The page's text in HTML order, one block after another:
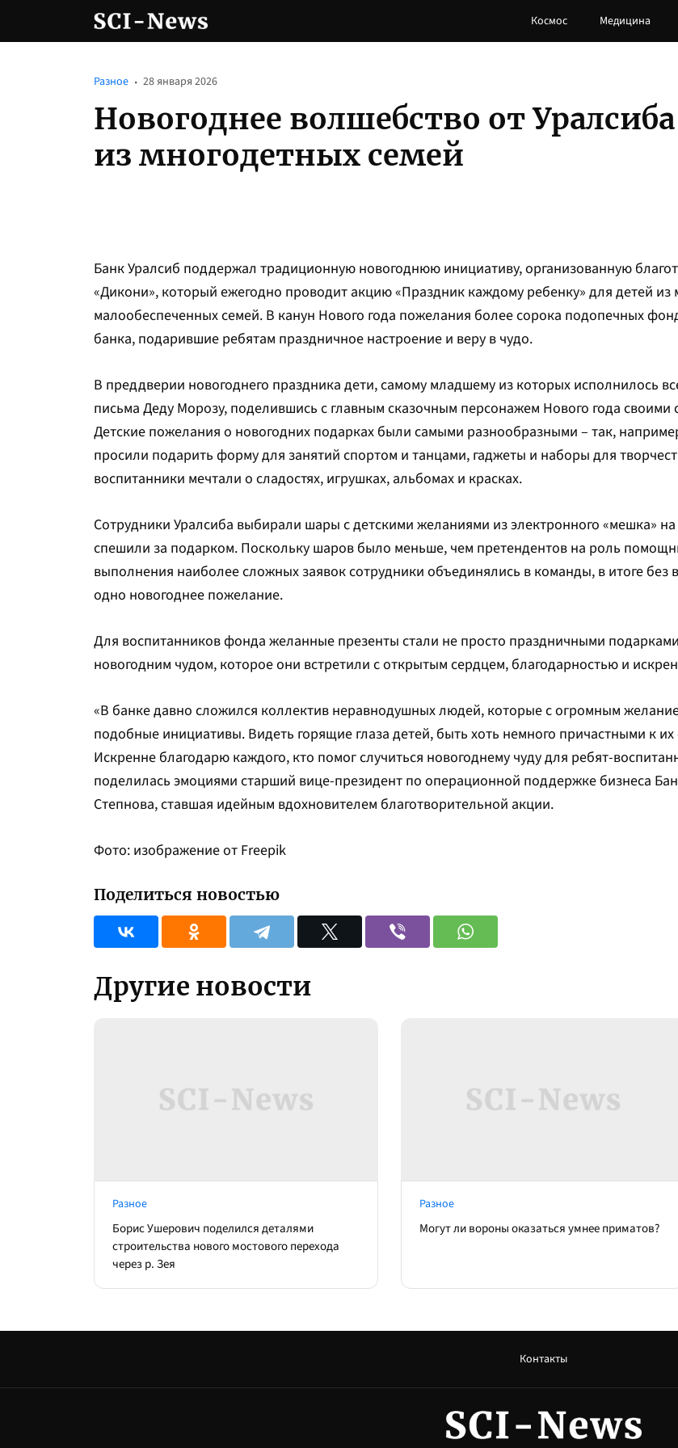
Космос Медицина
Новогоднее волшебство от
из многодетных семей
Разное 28 января 2026
Банк Уралсиб поддержал традиционную новогоднюю инициативу, организованную
«Дикони», который ежегодно проводит акцию «Праздник каждому ребенку» для детей из
малообеспеченных семей. В канун Нового года пожелания более сорока подопечных
банка, подарившие ребятам праздничное настроение и веру в чудо.
В преддверии новогоднего праздника дети, самому младшему из которых исполнилось
письма Деду Морозу, поделившись с главным сказочным персонажем Нового года
Детские пожелания о новогодних подарках были самыми разнообразными – так,
просили подарить форму для занятий спортом и танцами, гаджеты и наборы для
воспитанники мечтали о сладостях, игрушках, альбомах и красках.
Сотрудники Уралсиба выбирали шары с детскими желаниями из электронного «мешка»
спешили за подарком. Поскольку шаров было меньше, чем претендентов на роль
выполнения наиболее сложных заявок сотрудники объединялись в команды, в итоге без
одно новогоднее пожелание.
Для воспитанников фонда желанные презенты стали не просто праздничными
новогодним чудом, которое они встретили с открытым сердцем, благодарностью и
«В банке давно сложился коллектив неравнодушных людей, которые с огромным
подобные инициативы. Видеть горящие глаза детей, быть хоть немного причастными к их
Искренне благодарю каждого, кто помог случиться новогоднему чуду для ребят-
поделилась эмоциями старший вице-президент по операционной поддержке бизнеса
Степнова, ставшая идейным вдохновителем благотворительной акции.
Фото: изображение от Freepik
Поделиться новостью
Другие новости
Разное
Борис Ушерович поделился деталями
строительства нового мостового перехода
через р. Зея
Разное
Могут ли вороны оказаться умнее приматов?
Контакты